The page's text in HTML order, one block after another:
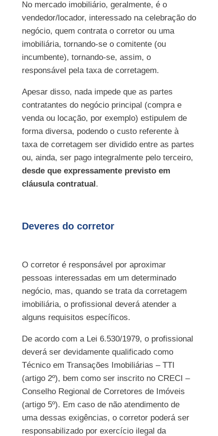
No mercado imobiliário, geralmente, é o
vendedor/locador, interessado na celebração do
negócio, quem contrata o corretor ou uma
imobiliária, tornando-se o comitente (ou
incumbente), tornando-se, assim, o
responsável pela taxa de corretagem.
Apesar disso, nada impede que as partes
contratantes do negócio principal (compra e
venda ou locação, por exemplo) estipulem de
forma diversa, podendo o custo referente à
taxa de corretagem ser dividido entre as partes
ou, ainda, ser pago integralmente pelo terceiro,
desde que expressamente previsto em
cláusula contratual.
Deveres do corretor
O corretor é responsável por aproximar
pessoas interessadas em um determinado
negócio, mas, quando se trata da corretagem
imobiliária, o profissional deverá atender a
alguns requisitos específicos.
De acordo com a Lei 6.530/1979, o profissional
deverá ser devidamente qualificado como
Técnico em Transações Imobiliárias – TTI
(artigo 2º), bem como ser inscrito no CRECI –
Conselho Regional de Corretores de Imóveis
(artigo 5º). Em caso de não atendimento de
uma dessas exigências, o corretor poderá ser
responsabilizado por exercício ilegal da